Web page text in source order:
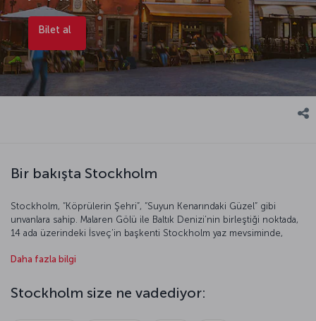
Bilet al
Bir bakışta Stockholm
Stockholm, “Köprülerin Şehri”, “Suyun Kenarındaki Güzel” gibi
unvanlara sahip. Malaren Gölü ile Baltık Denizi’nin birleştiği noktada,
14 ada üzerindeki İsveç’in başkenti Stockholm yaz mevsiminde,
hayatının merkezlerinden biri olan Stureplan civarındaki yeme içme
göstermediği, karın yerden kalkmadığı kış aylarında, buz tutmuş
Malaren Gölü üzerinde, kuğuları andıran zarafetle buz pateni
Daha fazla bilgi
Stockholm size ne vadediyor: